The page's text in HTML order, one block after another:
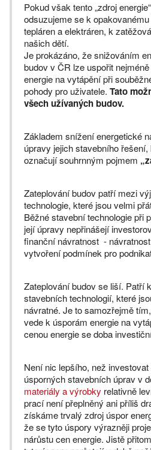
Pokud však tento „zdroj
odsuzujeme se k
tepláren a elektráren, k
našich dětí.
Je prokázáno, že snižováním
budov v ČR lze uspořit
energie na vytápění při
pohody pro uživatele. Tato
všech užívaných budov.
Základem snížení energetické
úpravy jejich stavebního
označují souhrnným pojmem
Zateplování budov patří mezi
technologie, které jsou velmi
Běžné stavební technologie při
její úpravy nepřinášejí
finanční návratnost -
vytvoření podmínek pro
Zateplování budov se liší. Patří
stavebních technologií, které
návratné. Je to samozřejmě
vede k úsporám energie na
cenou energie se doba
Není nic lepšího, než
úsporných stavebních úprav v
materiály a výrobky relativně
prací není přeplněný ani příliš
získáme trvalý zdroj úspor
že se tyto úspory výrazněji
nárůstu cen energie. Jistě